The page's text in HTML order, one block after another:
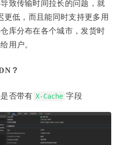
致传输时间拉长的问题，就
更低，而且能同时支持更多用
库分布在各个城市，发货时
用户。
？
否带有 X-Cache 字段